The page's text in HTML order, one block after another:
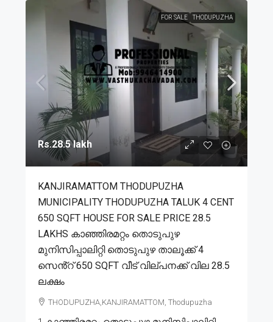
FOR SALE THODUPUZHA
Rs.28.5 lakh
KANJIRAMATTOM THODUPUZHA
MUNICIPALITY THODUPUZHA TALUK 4 CENT
650 SQFT HOUSE FOR SALE PRICE 28.5
LAKHS കാഞ്ഞിരമറ്റം തൊടുപുഴ
മുനിസിപ്പാലിറ്റി തൊടുപുഴ താലൂക്ക് 4
സെൻ്റ് 650 SQFT വീട് വില്പനക്ക് വില 28.5
ലക്ഷം
THODUPUZHA,KANJIRAMATTOM, Thodupuzha